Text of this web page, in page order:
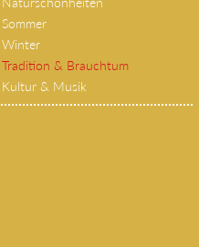
Bad Aussee
Naturschönheiten
Sommer
Winter
Tradition & Brauchtum